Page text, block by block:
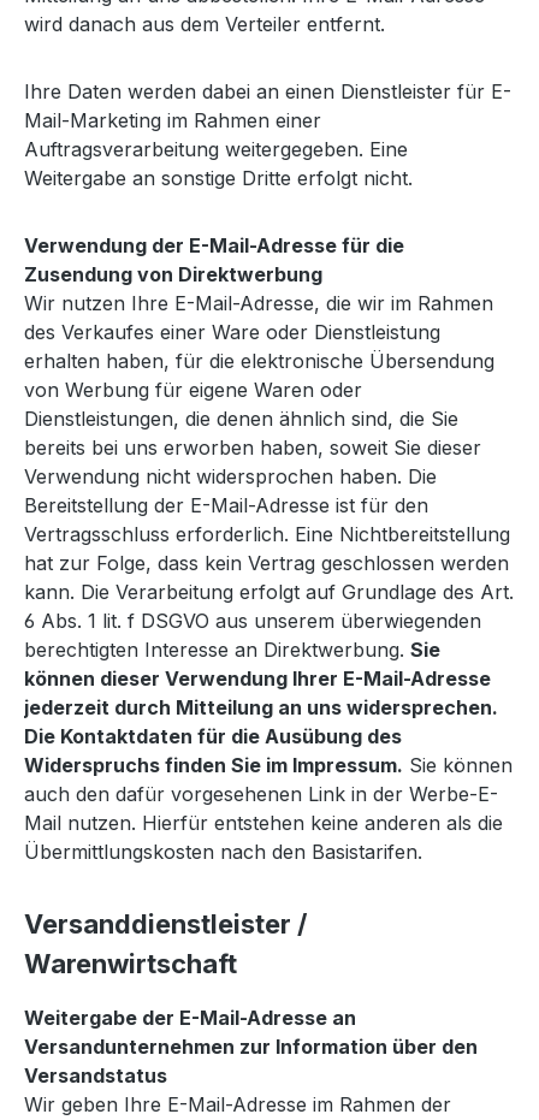
wird danach aus dem Verteiler entfernt.
Ihre Daten werden dabei an einen Dienstleister für E-
Mail-Marketing im Rahmen einer
Auftragsverarbeitung weitergegeben. Eine
Weitergabe an sonstige Dritte erfolgt nicht.
Verwendung der E-Mail-Adresse für die
Zusendung von Direktwerbung
Wir nutzen Ihre E-Mail-Adresse, die wir im Rahmen
des Verkaufes einer Ware oder Dienstleistung
erhalten haben, für die elektronische Übersendung
von Werbung für eigene Waren oder
Dienstleistungen, die denen ähnlich sind, die Sie
bereits bei uns erworben haben, soweit Sie dieser
Verwendung nicht widersprochen haben. Die
Bereitstellung der E-Mail-Adresse ist für den
Vertragsschluss erforderlich. Eine Nichtbereitstellung
hat zur Folge, dass kein Vertrag geschlossen werden
kann. Die Verarbeitung erfolgt auf Grundlage des Art.
6 Abs. 1 lit. f DSGVO aus unserem überwiegenden
berechtigten Interesse an Direktwerbung. Sie
können dieser Verwendung Ihrer E-Mail-Adresse
jederzeit durch Mitteilung an uns widersprechen.
Die Kontaktdaten für die Ausübung des
Widerspruchs finden Sie im Impressum. Sie können
auch den dafür vorgesehenen Link in der Werbe-E-
Mail nutzen. Hierfür entstehen keine anderen als die
Übermittlungskosten nach den Basistarifen.
Versanddienstleister /
Warenwirtschaft
Weitergabe der E-Mail-Adresse an
Versandunternehmen zur Information über den
Versandstatus
Wir geben Ihre E-Mail-Adresse im Rahmen der